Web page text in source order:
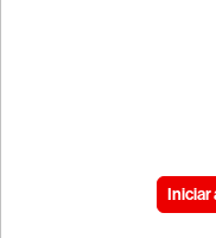
Iniciar